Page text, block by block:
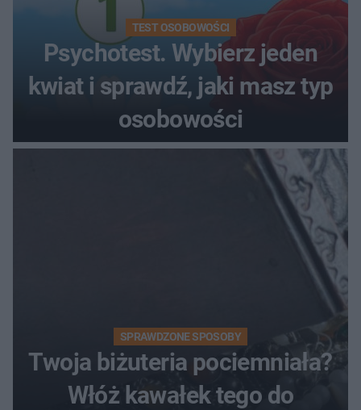
TEST OSOBOWOŚCI
Psychotest. Wybierz jeden
kwiat i sprawdź, jaki masz typ
osobowości
SPRAWDZONE SPOSOBY
Twoja biżuteria pociemniała?
Włóż kawałek tego do